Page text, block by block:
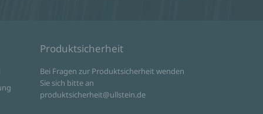
Produktsicherheit
Bei Fragen zur Produktsicherheit wenden
Sie sich bitte an
produktsicherheit@ullstein.de